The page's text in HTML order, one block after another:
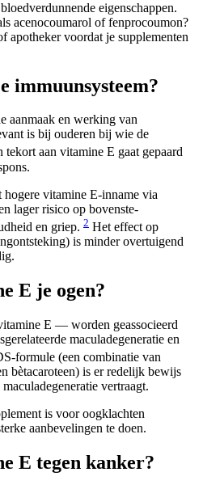
eigenschappen.
acenocoumarol of fenprocoumon?
apotheker voordat je supplementen
immuunsysteem?
aanmaak en werking van
is bij ouderen bij wie de
tekort aan vitamine E gaat gepaard
vitamine E-inname via
lager risico op bovenste-
en griep. 2 Het effect op
is minder overtuigend
E je ogen?
E — worden geassocieerd
maculadegeneratie en
formule (een combinatie van
bètacaroteen) is er redelijk bewijs
vertraagt.
is voor oogklachten
aanbevelingen te doen.
E tegen kanker?